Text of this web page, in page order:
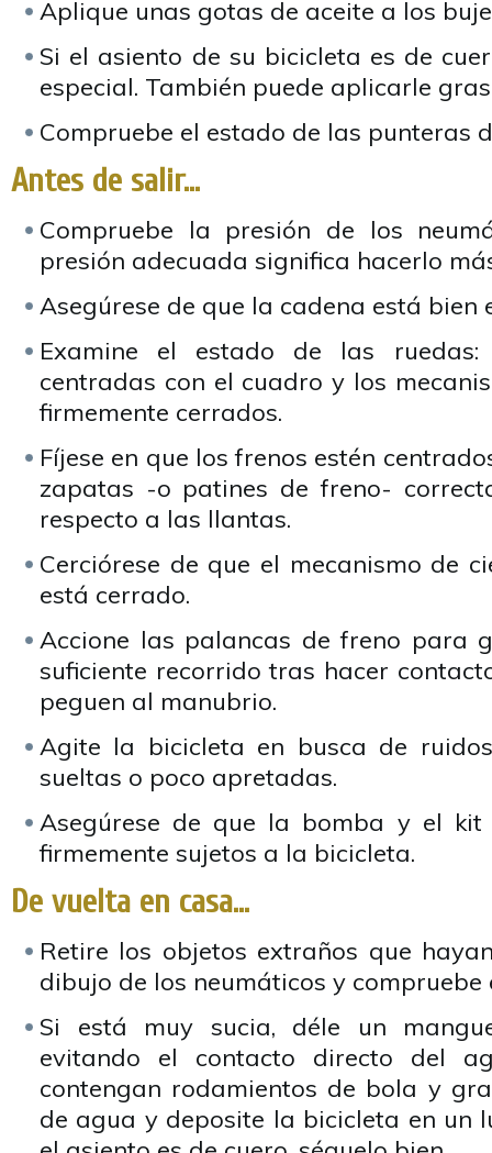
Aplique unas gotas de aceite a los
Si el asiento de su bicicleta es de
especial. También puede aplicarle
Compruebe el estado de las punteras
Antes de salir…
Compruebe la presión de los
presión adecuada significa hacerlo
Asegúrese de que la cadena está bien
Examine el estado de las
centradas con el cuadro y los
firmemente cerrados.
Fíjese en que los frenos estén
zapatas -o patines de freno-
respecto a las llantas.
Cerciórese de que el mecanismo de
está cerrado.
Accione las palancas de freno para
suficiente recorrido tras hacer
peguen al manubrio.
Agite la bicicleta en busca de
sueltas o poco apretadas.
Asegúrese de que la bomba y el kit
firmemente sujetos a la bicicleta.
De vuelta en casa…
Retire los objetos extraños que
dibujo de los neumáticos y compruebe
Si está muy sucia, déle un
evitando el contacto directo del
contengan rodamientos de bola y
de agua y deposite la bicicleta en un